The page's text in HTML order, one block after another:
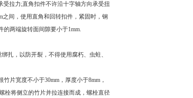
拉力;直角扣件不许沿十字轴方向承受扭
间，使用直角和回转扣件，紧固时，钢
的两端旋转面间隙要小于1mm.
扎，以防开裂，不得使用腐朽、虫蛀、
片宽度不小于30mm，厚度小于8mm，
栓将侧立的竹片并拉连接而成，螺栓直径